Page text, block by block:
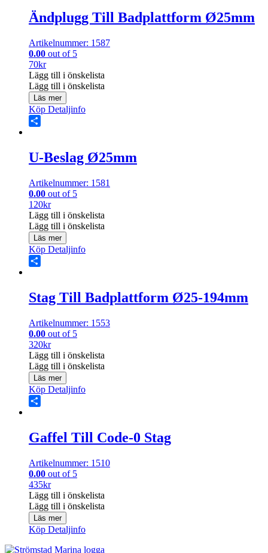
Ändplugg Till Badplattform Ø25mm
Artikelnummer: 1587
0.00 out of 5
70kr
Lägg till i önskelista
Lägg till i önskelista
Läs mer
Köp Detaljinfo
U-Beslag Ø25mm
Artikelnummer: 1581
0.00 out of 5
120kr
Lägg till i önskelista
Lägg till i önskelista
Läs mer
Köp Detaljinfo
Stag Till Badplattform Ø25-194mm
Artikelnummer: 1553
0.00 out of 5
320kr
Lägg till i önskelista
Lägg till i önskelista
Läs mer
Köp Detaljinfo
Gaffel Till Code-0 Stag
Artikelnummer: 1510
0.00 out of 5
435kr
Lägg till i önskelista
Lägg till i önskelista
Läs mer
Köp Detaljinfo